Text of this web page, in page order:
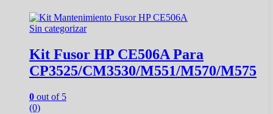
Sin categorizar
Kit Fusor HP CE506A Para
CP3525/CM3530/M551/M570/M575
0 out of 5
(0)